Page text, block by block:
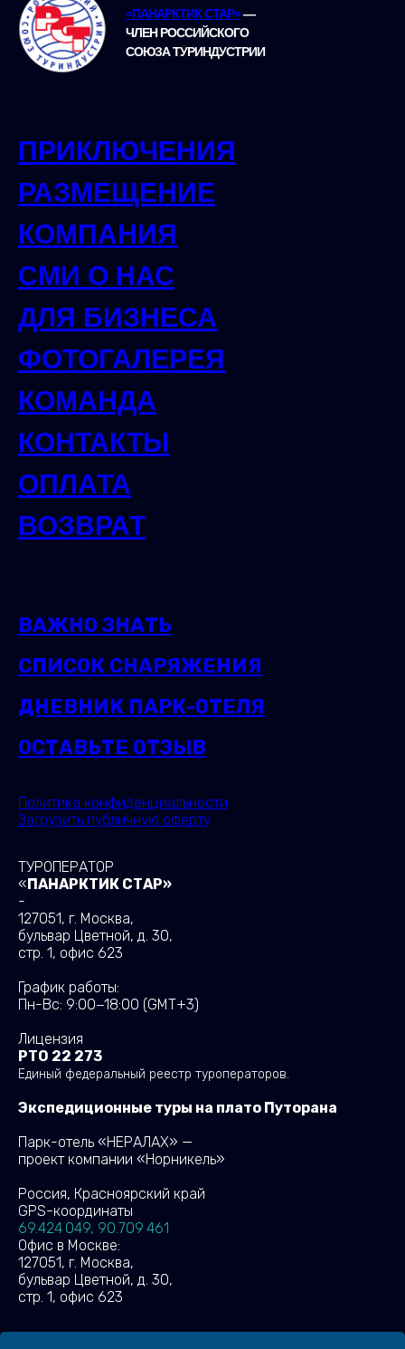
«ПАНАРКТИК СТАР»—
ЧЛЕН РОССИЙСКОГО
СОЮЗА ТУРИНДУСТРИИ
ПРИКЛЮЧЕНИЯ
РАЗМЕЩЕНИЕ
КОМПАНИЯ
СМИ О НАС
ДЛЯ БИЗНЕСА
ФОТОГАЛЕРЕЯ
КОМАНДА
КОНТАКТЫ
ОПЛАТА
ВОЗВРАТ
ВАЖНО ЗНАТЬ
СПИСОК СНАРЯЖЕНИЯ
ДНЕВНИК ПАРК-ОТЕЛЯ
ОСТАВЬТЕ ОТЗЫВ
Политика конфиденциальности
Загрузить публичную оферту
ТУРОПЕРАТОР
« ПАНАРКТИК СТАР»
-
127051, г. Москва,
бульвар Цветной, д. 30,
стр. 1, офис 623
График работы:
Пн-Вс: 9:00−18:00 (GMT+3)
Лицензия
РТО 22 273
Единый федеральный реестр туроператоров.
Экспедиционные туры на плато Путорана
Парк-отель «НЕРАЛАХ» —
проект компании «Норникель»
Россия, Красноярский край
GPS-координаты
69.424 049, 90.709 461
Офис в Москве:
127051, г. Москва,
бульвар Цветной, д. 30,
стр. 1, офис 623